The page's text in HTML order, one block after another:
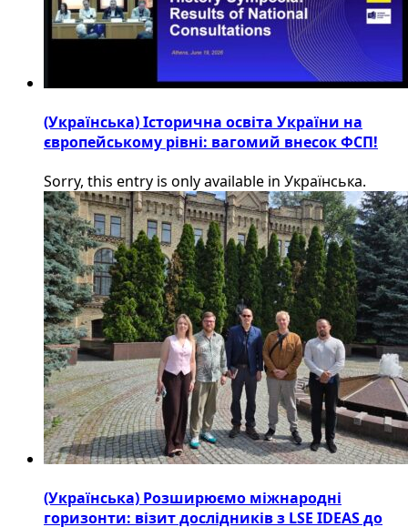
(Українська) Історична освіта України на
європейському рівні: вагомий внесок ФСП!
Sorry, this entry is only available in Українська.
(Українська) Розширюємо міжнародні
горизонти: візит дослідників з LSE IDEAS до